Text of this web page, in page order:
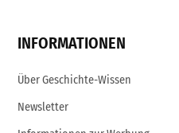
INFORMATIONEN
Über Geschichte-Wissen
Newsletter